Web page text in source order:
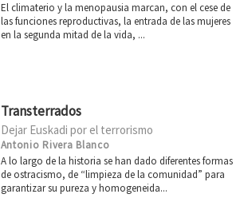
El climaterio y la menopausia marcan, con el cese de
las funciones reproductivas, la entrada de las mujeres
en la segunda mitad de la vida, ...
Transterrados
Dejar Euskadi por el terrorismo
Antonio Rivera Blanco
A lo largo de la historia se han dado diferentes formas
de ostracismo, de “limpieza de la comunidad” para
garantizar su pureza y homogeneida...